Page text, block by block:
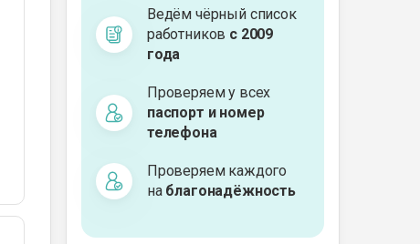
Ведём чёрный список
работников с 2009
года
Проверяем у всех
паспорт и номер
телефона
Проверяем каждого
на благонадёжность